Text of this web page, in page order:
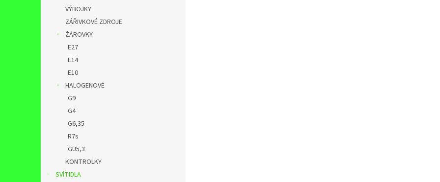
VÝBOJKY
ZÁŘIVKOVÉ ZDROJE
ŽÁROVKY
E27
E14
E10
HALOGENOVÉ
G9
G4
G6,35
R7s
GU5,3
KONTROLKY
SVÍTIDLA